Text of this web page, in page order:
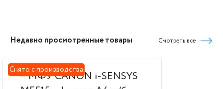
Недавно просмотренные товары Смотреть все
Снято с производства